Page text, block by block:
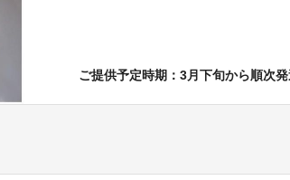
ご提供予定時期：3月下旬から順次発